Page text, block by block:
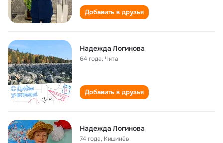
Добавить в друзья
Надежда Логинова
64 года,Чита
Добавить в друзья
Надежда Логинова
74 года, Кишинёв